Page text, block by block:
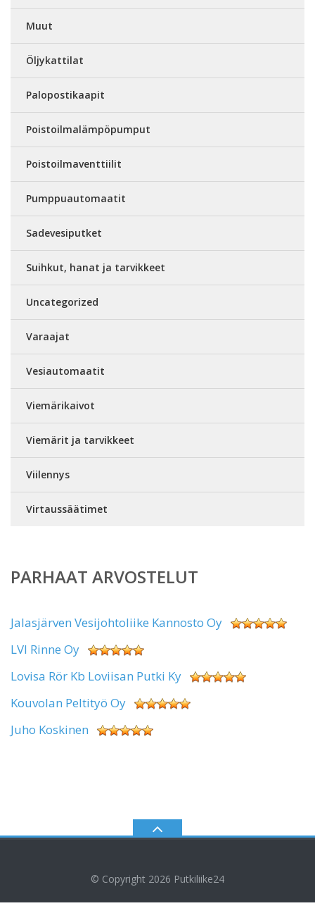
Muut
Öljykattilat
Palopostikaapit
Poistoilmalämpöpumput
Poistoilmaventtiilit
Pumppuautomaatit
Sadevesiputket
Suihkut, hanat ja tarvikkeet
Uncategorized
Varaajat
Vesiautomaatit
Viemärikaivot
Viemärit ja tarvikkeet
Viilennys
Virtaussäätimet
PARHAAT ARVOSTELUT
Jalasjärven Vesijohtoliike Kannosto Oy
LVI Rinne Oy
Lovisa Rör Kb Loviisan Putki Ky
Kouvolan Peltityö Oy
Juho Koskinen
© Copyright 2026 Putkiliike24